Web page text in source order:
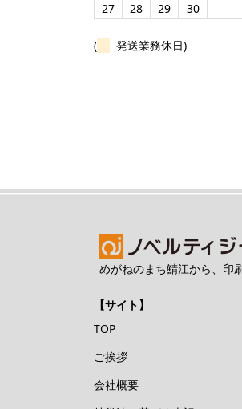
27
28 29 30
( 発送業務休日)
めがねのまち鯖江から、印
【サイト】
TOP
ご挨拶
会社概要